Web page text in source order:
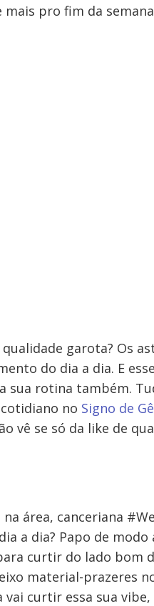
mais pro fim da
garota? Os
do dia a dia. E
sua rotina também.
no Signo de
vê se só da like de
área, canceriana
a dia? Papo de
curtir do lado bom
material-prazeres
vai curtir essa sua